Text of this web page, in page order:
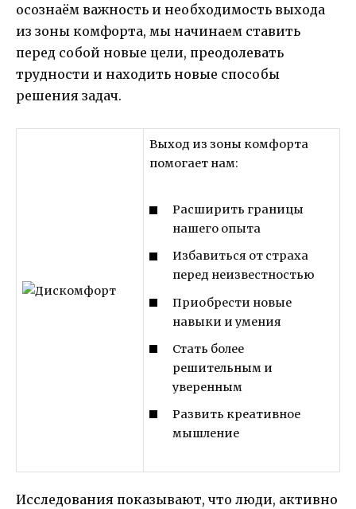
осознаём важность и необходимость выхода
из зоны комфорта, мы начинаем ставить
перед собой новые цели, преодолевать
трудности и находить новые способы
решения задач.
Выход из зоны комфорта
помогает нам:
Расширить границы
нашего опыта
Избавиться от страха
перед неизвестностью
Приобрести новые
навыки и умения
Стать более
решительным и
уверенным
Развить креативное
мышление
Исследования показывают, что люди, активно